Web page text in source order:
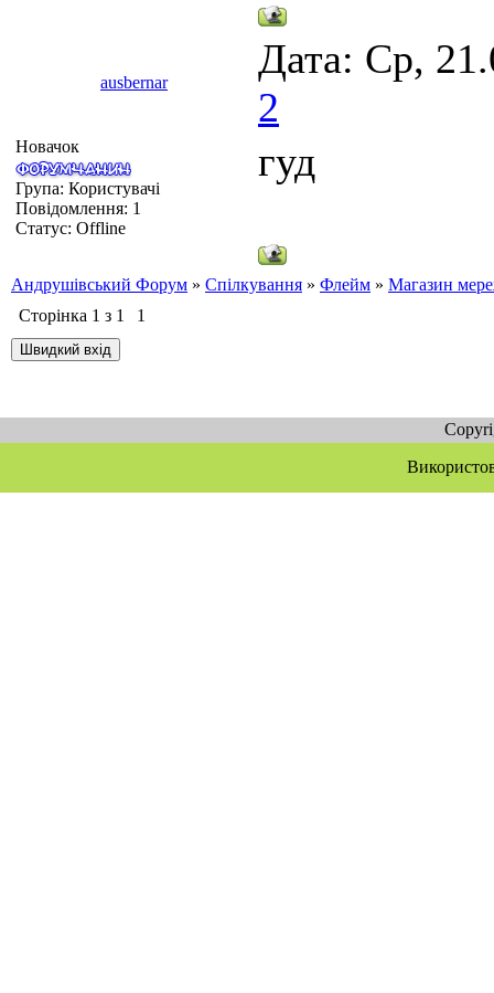
ausbernar
Дата: Ср,
2
Новачок
Група: Користувачі
Повідомлення: 1
Статус: Offline
гуд
Андрушівський Форум » Спілкування » Флейм » Магазин
Сторінка 1 з 1 1